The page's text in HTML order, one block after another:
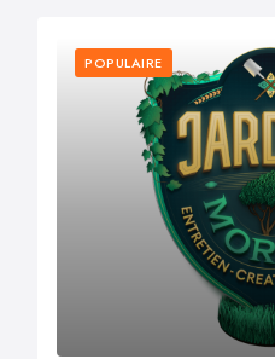
POPULAIRE